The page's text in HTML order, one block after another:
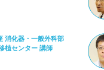
消化器・一般外科部
植センター 講師